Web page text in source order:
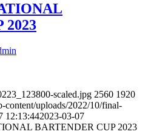
2023
scaled.jpg 2560 1920
content/uploads/2022/10/final-
12:13:442023-03-07
BARTENDER CUP 2023